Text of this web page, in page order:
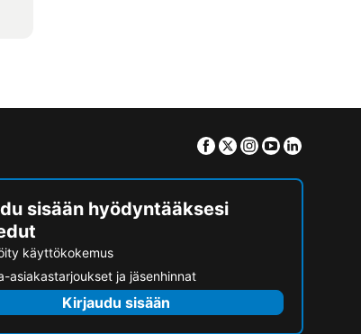
Facebook
TwitterInstagram
Youtube
sisään hyödyntääksesi
käyttökokemus
asiakastarjoukset ja jäsenhinnat
Kirjaudu sisään